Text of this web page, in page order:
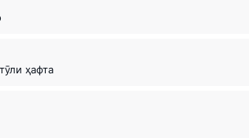
ҳафта